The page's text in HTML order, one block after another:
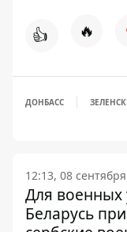
👍 🔥
ДОНБАСС
12:13, 08
Для военных
Беларусь